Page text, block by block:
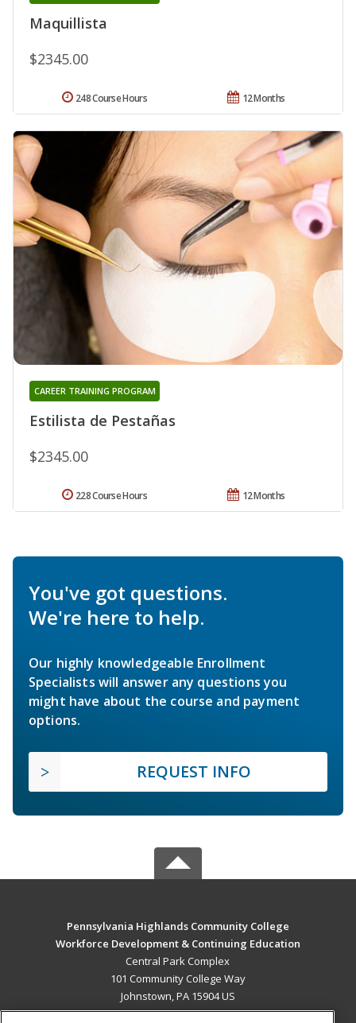
Maquillista
$2345.00
12 Months
248 Course Hours
Estilista de Pestañas
CAREER TRAINING PROGRAM
$2345.00
12 Months
228 Course Hours
You've got questions.
We're here to help.
Our highly knowledgeable Enrollment
Specialists will answer any questions you
might have about the course and payment
options.
REQUEST INFO
Pennsylvania Highlands Community College
Workforce Development & Continuing Education
Central Park Complex
101 Community College Way
Johnstown, PA 15904 US